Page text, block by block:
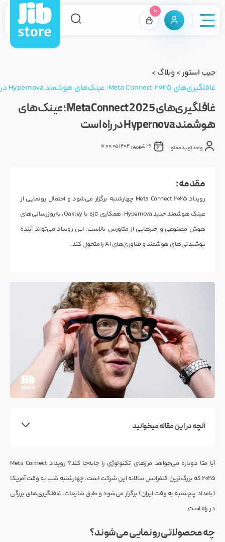
0
جیب استور>وبلاگ >
غافلگیری‌های Meta Connect 2025؛ عینک‌های هوشمند Hypernova در راه است
غافلگیری‌های Meta Connect 2025؛ عینک‌های
هوشمند Hypernova در راه است
واحد تولید محتوا 26 شهریور 1404 17:00:05
مقدمه :
رویداد Meta Connect 2025 چهارشنبه برگزار می‌شود و احتمال رونمایی از
عینک هوشمند جدید Hypernova، همکاری تازه با Oakley، به‌روزرسانی‌های
هوش مصنوعی و خبرهایی از متاورس بالاست. این رویداد می‌تواند آینده
پوشیدنی‌های هوشمند و فناوری‌های AI را متحول کند.
آنچه در این مقاله میخوانید
آیا متا دوباره می‌خواهد مرزهای تکنولوژی را جابه‌جا کند؟ رویداد Meta Connect
2025 که بزرگ‌ترین کنفرانس سالانه این شرکت است، چهارشنبه شب به وقت آمریکا
(بامداد پنج‌شنبه به وقت ایران) برگزار می‌شود و طبق شایعات، غافلگیری‌های بزرگی
در راه است.
چه محصولاتی رونمایی می‌شوند؟